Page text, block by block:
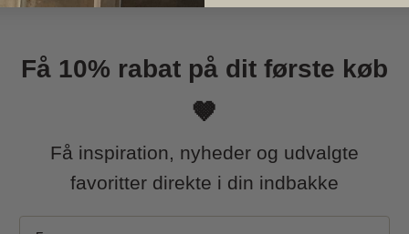
Få 10% rabat på dit første køb
🤎
Få inspiration, nyheder og udvalgte
favoritter direkte i din indbakke